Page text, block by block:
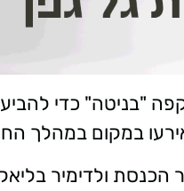
"בניטה" כדי
במקום במהלך
ולדימיר